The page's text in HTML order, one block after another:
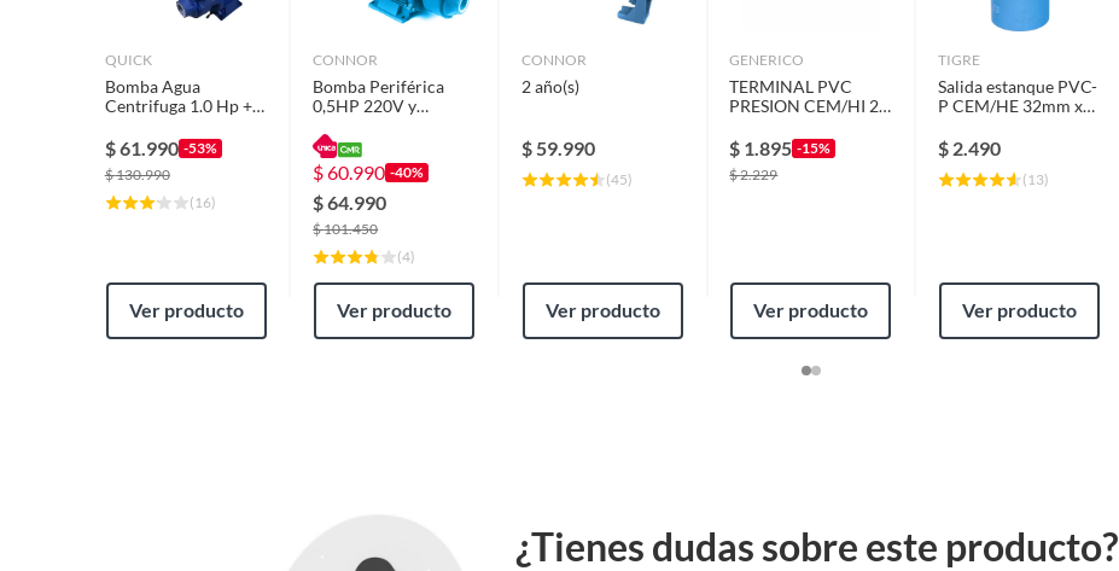
QUICK
Bomba Agua
Centrifuga 1.0 Hp +
$61.990 -53%
$130.990
( 16)
Ver producto
CONNOR
Bomba Periférica
0,5HP 220V y
electrónico SKD1
Connor
$60.990 -40%
$64.990
$101.450
(4)
Ver producto
CONNOR
2 año(s)
$ 59.990
(45)
Ver producto
GENERICO
TERMINAL PVC
PRESION CEM/HI 25
$ 1.895 -15%
$2.229
Ver producto
TIGRE
Salida estanque PVC-
P CEM/HE 32mm x
$ 2.490
( 13)
Ver producto
¿Tienes dudas sobre este producto?